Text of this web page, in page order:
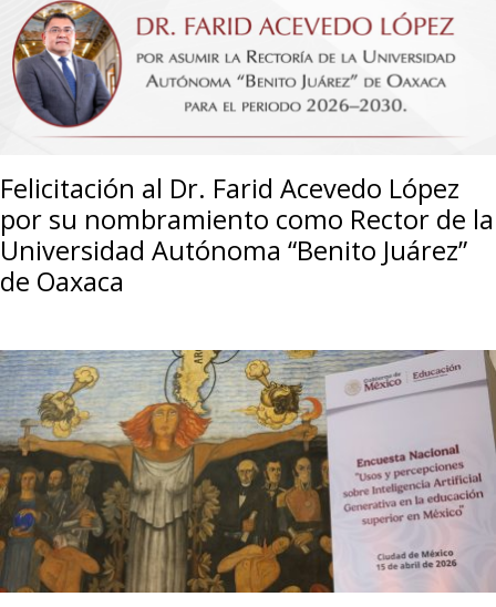
Felicitación al Dr. Farid Acevedo López
por su nombramiento como Rector de la
Universidad Autónoma “Benito Juárez”
de Oaxaca